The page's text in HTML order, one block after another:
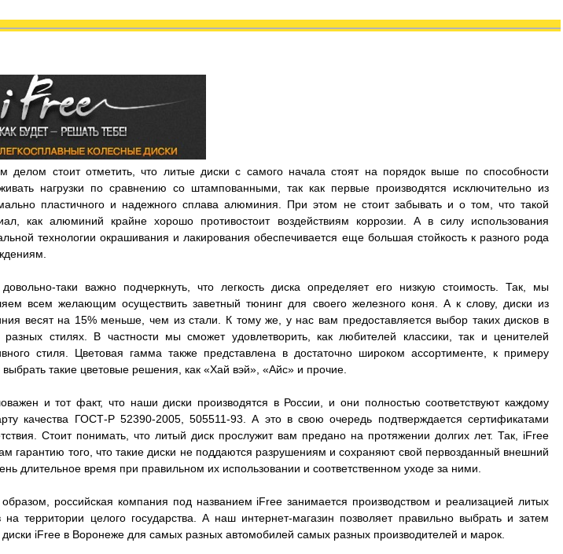
делом стоит отметить, что литые диски с самого начала стоят на порядок выше по способности
нагрузки по сравнению со штампованными, так как первые производятся исключительно из
пластичного и надежного сплава алюминия. При этом не стоит забывать и о том, что такой
как алюминий крайне хорошо противостоит воздействиям коррозии. А в силу использования
технологии окрашивания и лакирования обеспечивается еще большая стойкость к разного рода
таки важно подчеркнуть, что легкость диска определяет его низкую стоимость. Так, мы
всем желающим осуществить заветный тюнинг для своего железного коня. А к слову, диски из
весят на 15% меньше, чем из стали. К тому же, у нас вам предоставляется выбор таких дисков в
стилях. В частности мы сможет удовлетворить, как любителей классики, так и ценителей
стиля. Цветовая гамма также представлена в достаточно широком ассортименте, к примеру
такие цветовые решения, как «Хай вэй», «Айс» и прочие.
и тот факт, что наши диски производятся в России, и они полностью соответствуют каждому
качества ГОСТ-Р 52390-2005, 505511-93. А это в свою очередь подтверждается сертификатами
Стоит понимать, что литый диск прослужит вам предано на протяжении долгих лет. Так, iFree
гарантию того, что такие диски не поддаются разрушениям и сохраняют свой первозданный внешний
длительное время при правильном их использовании и соответственном уходе за ними.
российская компания под названием iFree занимается производством и реализацией литых
на территории целого государства. А наш интернет-магазин позволяет правильно выбрать и затем
диски iFree в Воронеже для самых разных автомобилей самых разных производителей и марок.